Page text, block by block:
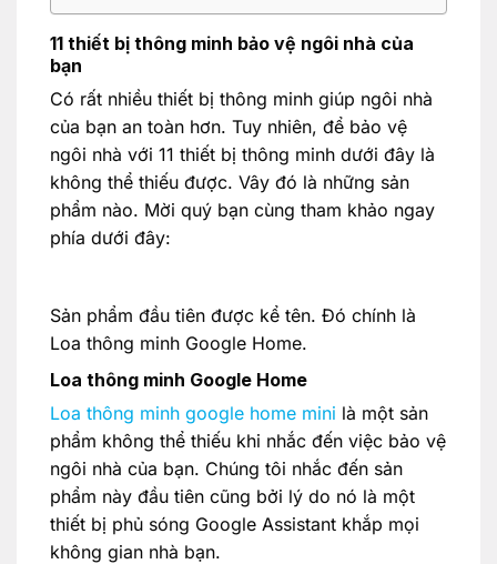
11 thiết bị thông minh bảo vệ ngôi nhà của
bạn
Có rất nhiều thiết bị thông minh giúp ngôi nhà
của bạn an toàn hơn. Tuy nhiên, để bảo vệ
ngôi nhà với 11 thiết bị thông minh dưới đây là
không thể thiếu được. Vây đó là những sản
phẩm nào. Mời quý bạn cùng tham khảo ngay
phía dưới đây:
Sản phẩm đầu tiên được kể tên. Đó chính là
Loa thông minh Google Home.
Loa thông minh Google Home
Loa thông minh google home mini là một sản
phẩm không thể thiếu khi nhắc đến việc bảo vệ
ngôi nhà của bạn. Chúng tôi nhắc đến sản
phẩm này đầu tiên cũng bởi lý do nó là một
thiết bị phủ sóng Google Assistant khắp mọi
không gian nhà bạn.